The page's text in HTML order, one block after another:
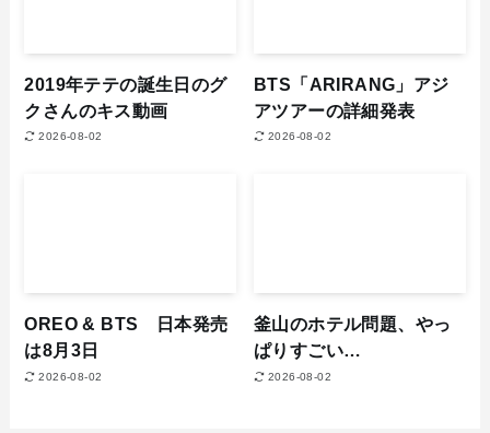
2019年テテの誕生日のグ
クさんのキス動画
2026-08-02
BTS「ARIRANG」アジ
アツアーの詳細発表
2026-08-02
OREO & BTS 日本発売
は8月3日
2026-08-02
釜山のホテル問題、やっ
ぱりすごい…
2026-08-02